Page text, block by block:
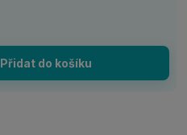
Přidat do košíku